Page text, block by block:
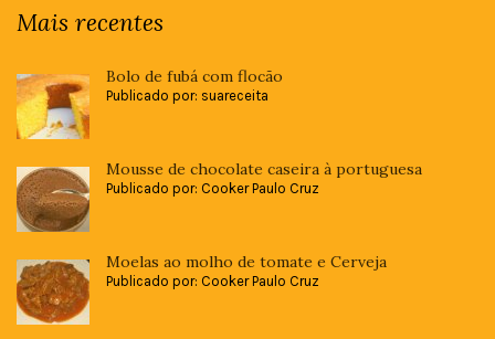
Mais recentes
Bolo de fubá com flocão
Publicado por: suareceita
Mousse de chocolate caseira à portuguesa
Publicado por: Cooker Paulo Cruz
Moelas ao molho de tomate e Cerveja
Publicado por: Cooker Paulo Cruz